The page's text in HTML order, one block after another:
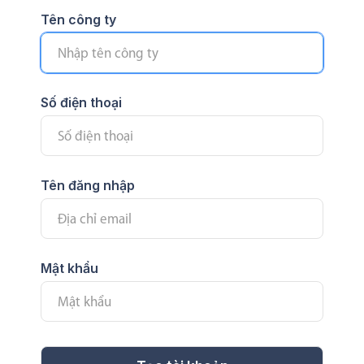
Tên công ty
Số điện thoại
Tên đăng nhập
Mật khẩu